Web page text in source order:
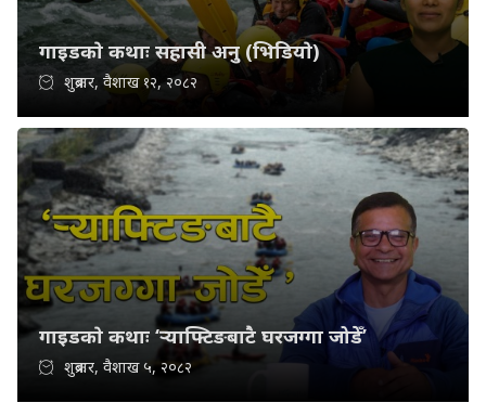
गाइडकाे कथाः सहासी अनु (भिडियाे)
शुक्रबार, वैशाख १२, २०८२
गाइडकाे कथाः ‘र्‍याफ्टिङबाटै घरजग्गा जोडेँ’
शुक्रबार, वैशाख ५, २०८२